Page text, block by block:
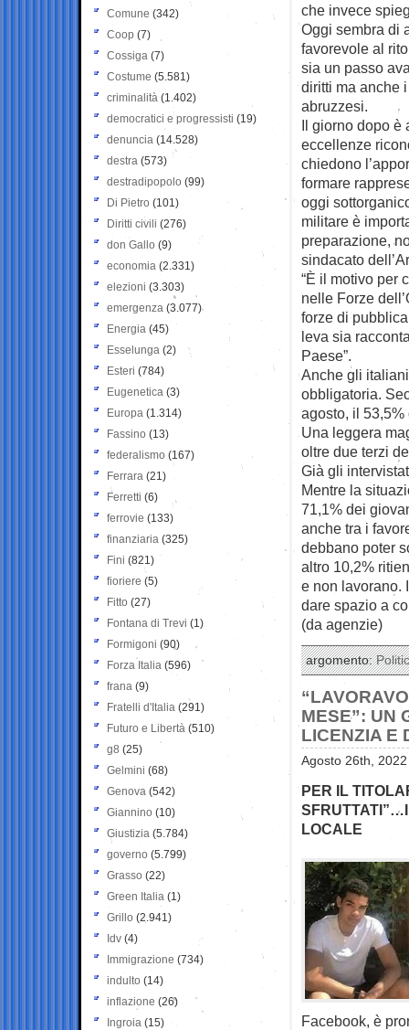
che invece
Oggi sembra di
favorevole al
sia un passo
diritti ma anche
abruzzesi.
Il giorno dopo è
eccellenze
chiedono
formare
oggi
militare è
preparazione,
sindacato
“È il motivo per
nelle Forze
forze di
leva sia
Paese”.
Anche gli
obbligatoria.
agosto, il
Una leggera
oltre due terzi
Già gli
Mentre la
71,1% dei
anche tra i
debbano poter
altro 10,2%
e non lavorano.
dare spazio a
(da agenzie)
argomento:
MESE”: UN
LICENZIA E
Agosto 26th,
PER IL
LOCALE
Facebook, è
Comune (342)
Coop (7)
Cossiga (7)
Costume (5.581)
criminalità (1.402)
democratici e progressisti (19)
denuncia (14.528)
destra (573)
destradipopolo (99)
Di Pietro (101)
Diritti civili (276)
don Gallo (9)
economia (2.331)
elezioni (3.303)
emergenza (3.077)
Energia (45)
Esselunga (2)
Esteri (784)
Eugenetica (3)
Europa (1.314)
Fassino (13)
federalismo (167)
Ferrara (21)
Ferretti (6)
ferrovie (133)
finanziaria (325)
Fini (821)
fioriere (5)
Fitto (27)
Fontana di Trevi (1)
Formigoni (90)
Forza Italia (596)
frana (9)
Fratelli d'Italia (291)
Futuro e Libertà (510)
g8 (25)
Gelmini (68)
Genova (542)
Giannino (10)
Giustizia (5.784)
governo (5.799)
Grasso (22)
Green Italia (1)
Grillo (2.941)
Idv (4)
Immigrazione (734)
indulto (14)
inflazione (26)
Ingroia (15)